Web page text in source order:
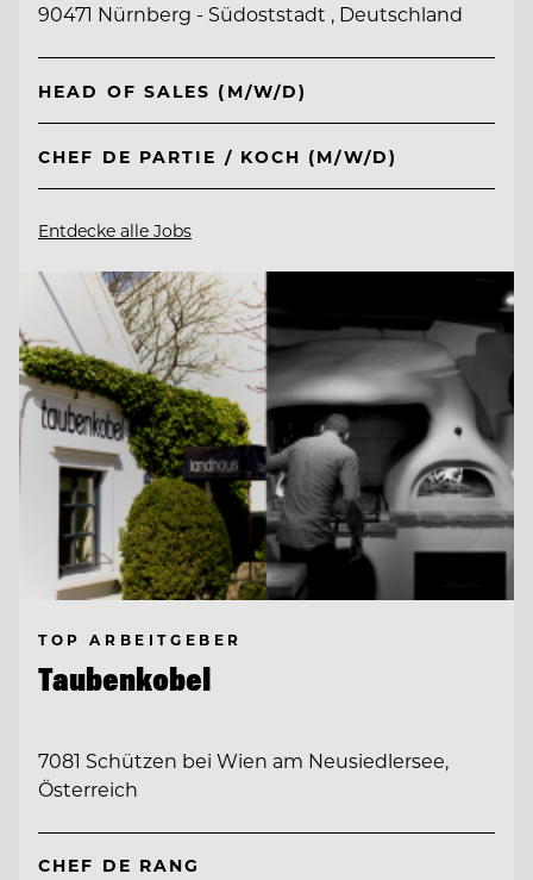
90471 Nürnberg - Südoststadt , Deutschland
HEAD OF SALES (M/W/D)
CHEF DE PARTIE / KOCH (M/W/D)
Entdecke alle Jobs
TOP ARBEITGEBER
Taubenkobel
7081 Schützen bei Wien am Neusiedlersee,
Österreich
CHEF DE RANG